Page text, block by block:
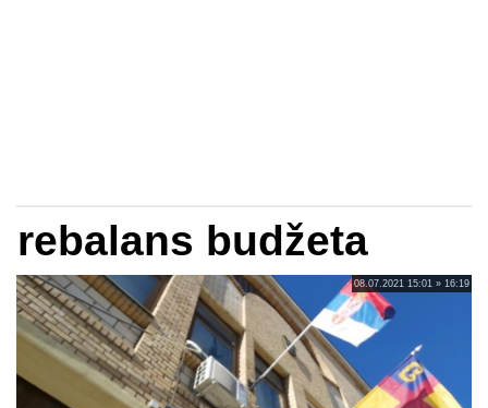
rebalans budžeta
08.07.2021 15:01 » 16:19